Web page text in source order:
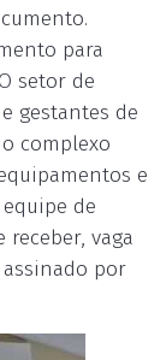
para
setor de
gestantes de
complexo
e
de
vaga
por